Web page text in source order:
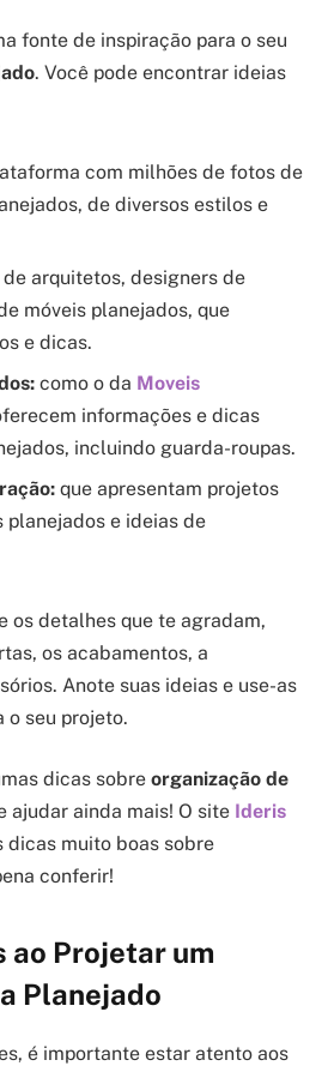
fonte de inspiração para o seu
. Você pode encontrar ideias
com milhões de fotos de
de diversos estilos e
arquitetos, designers de
móveis planejados, que
e dicas.
como o da Moveis
informações e dicas
incluindo guarda-roupas.
que apresentam projetos
planejados e ideias de
os detalhes que te agradam,
os acabamentos, a
Anote suas ideias e use-as
o seu projeto.
dicas sobre organização de
ajudar ainda mais! O site Ideris
muito boas sobre
conferir!
ao Projetar um
Planejado
é importante estar atento aos